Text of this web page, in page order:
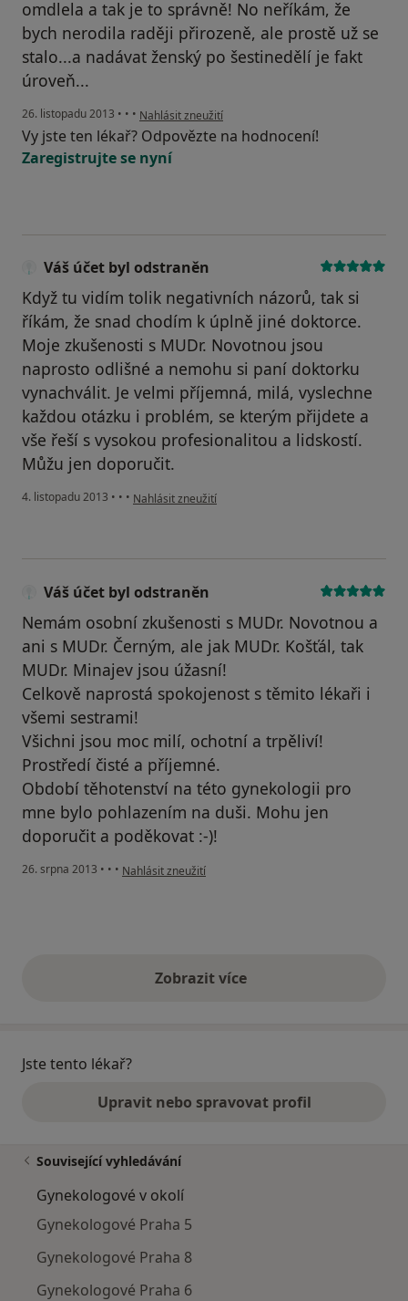
omdlela a tak je to správně! No neříkám, že
bych nerodila raději přirozeně, ale prostě už se
stalo...a nadávat ženský po šestinedělí je fakt
úroveň...
26. listopadu 2013 • • • podle názoru uživatele Váš účet byl odstraněn
Nahlásit zneužití
Vy jste ten lékař? Odpovězte na hodnocení!
Zaregistrujte se nyní
Váš účet byl odstraněn
Když tu vidím tolik negativních názorů, tak si
říkám, že snad chodím k úplně jiné doktorce.
Moje zkušenosti s MUDr. Novotnou jsou
naprosto odlišné a nemohu si paní doktorku
vynachválit. Je velmi příjemná, milá, vyslechne
každou otázku i problém, se kterým přijdete a
vše řeší s vysokou profesionalitou a lidskostí.
Můžu jen doporučit.
4. listopadu 2013 • • • podle názoru uživatele Váš účet byl odstraněn
Nahlásit zneužití
Váš účet byl odstraněn
Nemám osobní zkušenosti s MUDr. Novotnou a
ani s MUDr. Černým, ale jak MUDr. Košťál, tak
MUDr. Minajev jsou úžasní!
Celkově naprostá spokojenost s těmito lékaři i
všemi sestrami!
Všichni jsou moc milí, ochotní a trpěliví!
Prostředí čisté a příjemné.
Období těhotenství na této gynekologii pro
mne bylo pohlazením na duši. Mohu jen
doporučit a poděkovat :-)!
26. srpna 2013 • • • podle názoru uživatele Váš účet byl odstraněn
Nahlásit zneužití
Zobrazit vícevýše uvedené názory
Jste tento lékař?
Upravit nebo spravovat profil
Související vyhledávání
Gynekologové v okolí
Gynekologové Praha 5
Gynekologové Praha 8
Gynekologové Praha 6